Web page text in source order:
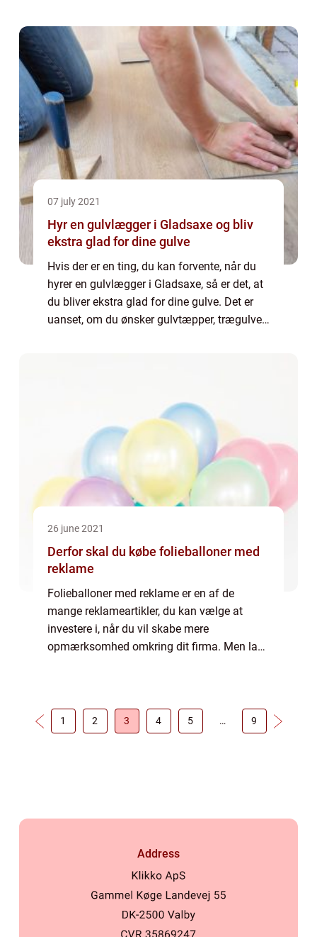
07 july 2021
Hyr en gulvlægger i Gladsaxe og bliv
ekstra glad for dine gulve
Hvis der er en ting, du kan forvente, når du
hyrer en gulvlægger i Gladsaxe, så er det, at
du bliver ekstra glad for dine gulve. Det er
uanset, om du ønsker gulvtæpper, trægulve,
26 june 2021
Derfor skal du købe folieballoner med
reklame
Folieballoner med reklame er en af de
mange reklameartikler, du kan vælge at
investere i, når du vil skabe mere
opmærksomhed omkring dit firma. Men lad
1 2 3 4 5 … 9
Address